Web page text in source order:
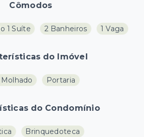
Cômodos
1 Suíte 2 Banheiros 1 Vaga
do Imóvel
Portaria
do Condomínio
Brinquedoteca